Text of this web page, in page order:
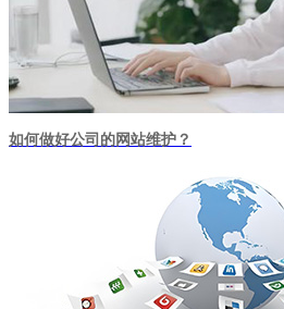
如何做好公司的网站维护？